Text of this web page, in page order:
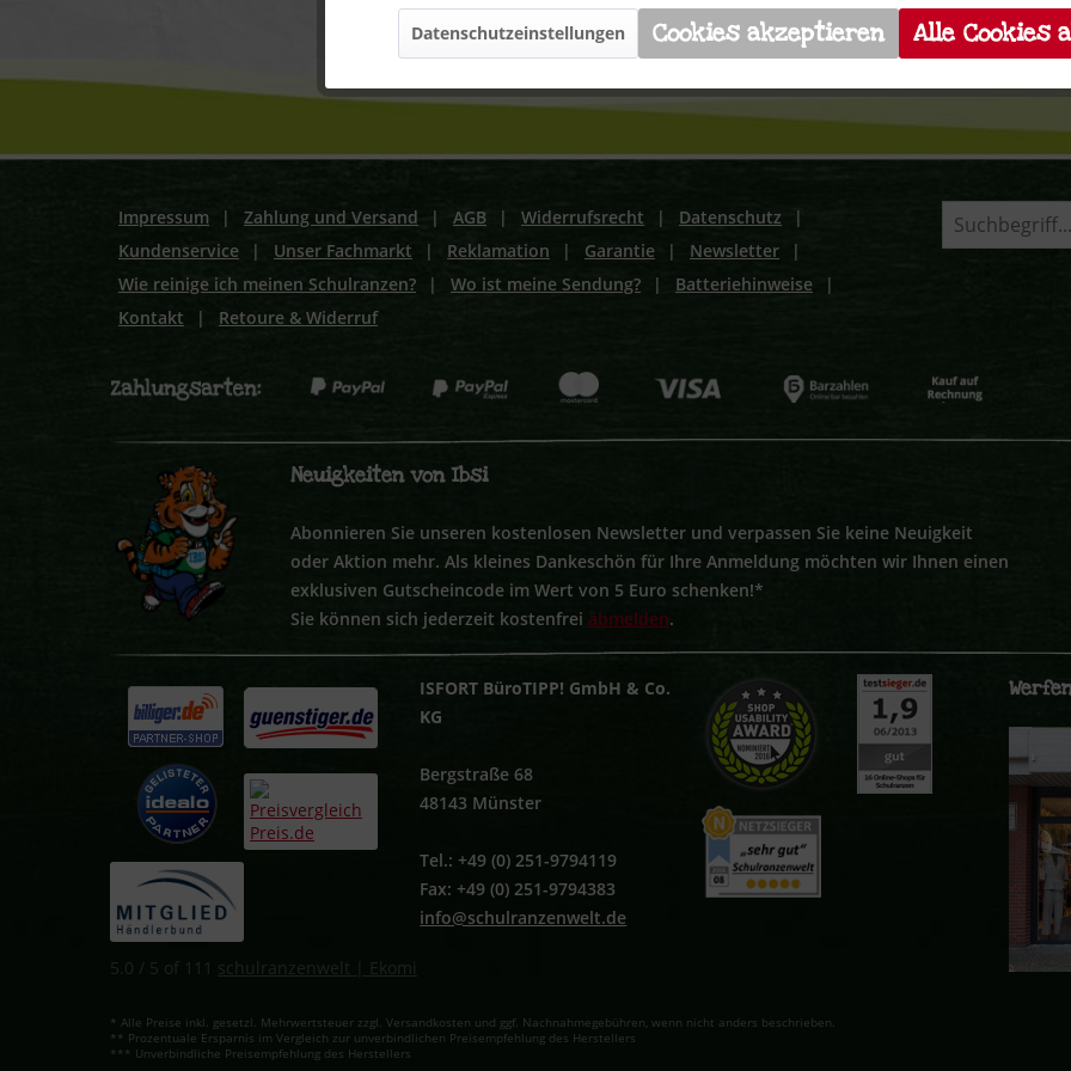
Impressum | Zahlung und Versand | AGB | Widerrufsrecht | Datenschutz
|
Kundenservice
| Unser Fachmarkt | Reklamation | Garantie | Newsletter
|
Wie reinige ich meinen Schulranzen?
| Wo ist meine Sendung? | Batteriehinweise
|
Kontakt
| Retoure & Widerruf
Neuigkeiten von Ibsi
Abonnieren Sie unseren kostenlosen Newsletter und verpassen Sie keine Neuigkeit
oder Aktion mehr. Als kleines Dankeschön für Ihre Anmeldung möchten wir Ihnen einen
exklusiven Gutscheincode im Wert von 5 Euro schenken!*
Sie können sich jederzeit kostenfrei abmelden.
ISFORT BüroTIPP! GmbH & Co.
KG
Bergstraße 68
48143 Münster
Tel.: +49 (0) 251-9794119
Fax: +49 (0) 251-9794383
info@schulranzenwelt.de
5.0 / 5 of 111 schulranzenwelt | Ekomi
* Alle Preise inkl. gesetzl. Mehrwertsteuer zzgl. Versandkosten und ggf. Nachnahmegebühren, wenn nicht anders beschrieben.
** Prozentuale Ersparnis im Vergleich zur unverbindlichen Preisempfehlung des Herstellers
*** Unverbindliche Preisempfehlung des Herstellers
Service
Datenschutzeinstellungen Cookies akzeptieren Alle Cookies